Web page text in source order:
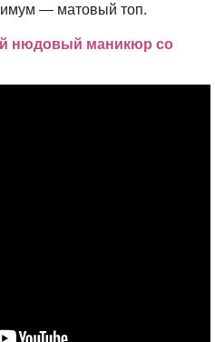
— матовый топ.
нюдовый маникюр со